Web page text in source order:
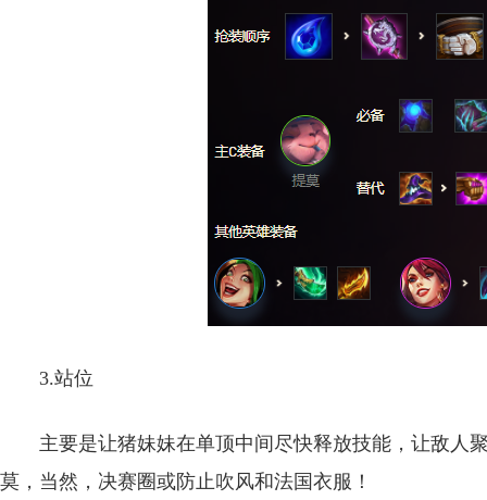
3.站位
主要是让猪妹妹在单顶中间尽快释放技能，让敌人
莫，当然，决赛圈或防止吹风和法国衣服！